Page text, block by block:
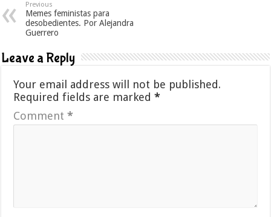
Previous
Memes feministas para
desobedientes. Por Alejandra
Guerrero
Leave a Reply
Your email address will not be published.
Required fields are marked*
Comment*